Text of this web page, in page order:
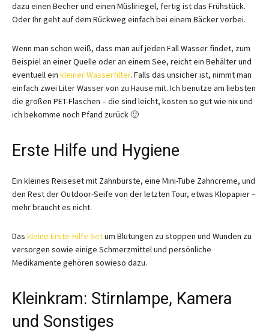
dazu einen Becher und einen Müsliriegel, fertig ist das Frühstück.
Oder Ihr geht auf dem Rückweg einfach bei einem Bäcker vorbei.
Wenn man schon weiß, dass man auf jeden Fall Wasser findet, zum
Beispiel an einer Quelle oder an einem See, reicht ein Behälter und
eventuell ein kleiner Wasserfilter. Falls das unsicher ist, nimmt man
einfach zwei Liter Wasser von zu Hause mit. Ich benutze am liebsten
die großen PET-Flaschen – die sind leicht, kosten so gut wie nix und
ich bekomme noch Pfand zurück 🙂
Erste Hilfe und Hygiene
Ein kleines Reiseset mit Zahnbürste, eine Mini-Tube Zahncreme, und
den Rest der Outdoor-Seife von der letzten Tour, etwas Klopapier –
mehr braucht es nicht.
Das kleine Erste-Hilfe Setum Blutungen zu stoppen und Wunden zu
versorgen sowie einige Schmerzmittel und persönliche
Medikamente gehören sowieso dazu.
Kleinkram: Stirnlampe, Kamera
und Sonstiges